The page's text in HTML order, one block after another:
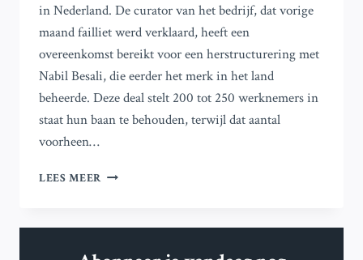
in Nederland. De curator van het bedrijf, dat vorige
maand failliet werd verklaard, heeft een
overeenkomst bereikt voor een herstructurering met
Nabil Besali, die eerder het merk in het land
beheerde. Deze deal stelt 200 tot 250 werknemers in
staat hun baan te behouden, terwijl dat aantal
voorheen…
LEES MEER DUNKIN’
IN